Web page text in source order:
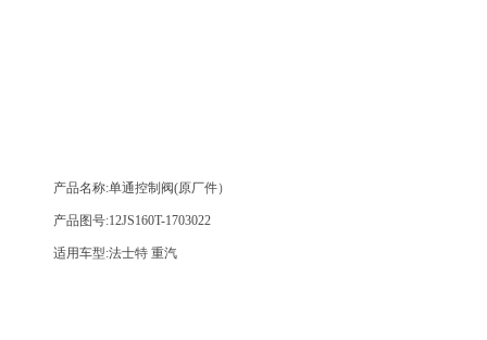
产品名称:单通控制阀(原厂件）
产品图号:12JS160T-1703022
适用车型:法士特 重汽